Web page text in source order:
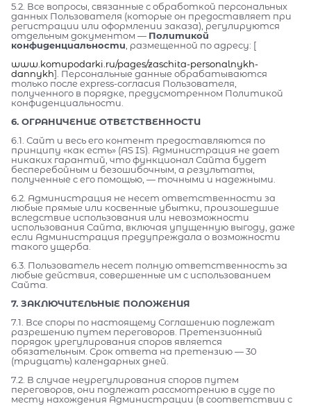
5.2. Все вопросы, связанные с обработкой персональных
данных Пользователя (которые он предоставляет при
регистрации или оформлении заказа), регулируются
отдельным документом — Политикой
конфиденциальности , размещенной по адресу: [
www.komupodarki.ru/pages/zaschita-personalnykh-
dannykh]. Персональные данные обрабатываются
только после express-согласия Пользователя,
полученного в порядке, предусмотренном Политикой
конфиденциальности.
6. ОГРАНИЧЕНИЕ ОТВЕТСТВЕННОСТИ
6.1. Сайт и весь его контент предоставляются по
принципу «как есть» (AS IS). Администрация не дает
никаких гарантий, что функционал Сайта будет
бесперебойным и безошибочным, а результаты,
полученные с его помощью, — точными и надежными.
6.2. Администрация не несет ответственности за
любые прямые или косвенные убытки, произошедшие
вследствие использования или невозможности
использования Сайта, включая упущенную выгоду, даже
если Администрация предупреждала о возможности
такого ущерба.
6.3. Пользователь несет полную ответственность за
любые действия, совершенные им с использованием
Сайта.
7. ЗАКЛЮЧИТЕЛЬНЫЕ ПОЛОЖЕНИЯ
7.1. Все споры по настоящему Соглашению подлежат
разрешению путем переговоров. Претензионный
порядок урегулирования споров является
обязательным. Срок ответа на претензию — 30
(тридцать) календарных дней.
7.2. В случае неурегулирования споров путем
переговоров, они подлежат рассмотрению в суде по
месту нахождения Администрации (в соответствии с